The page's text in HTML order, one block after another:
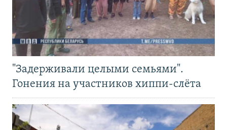
"Задерживали целыми семьями".
Гонения на участников хиппи-слёта